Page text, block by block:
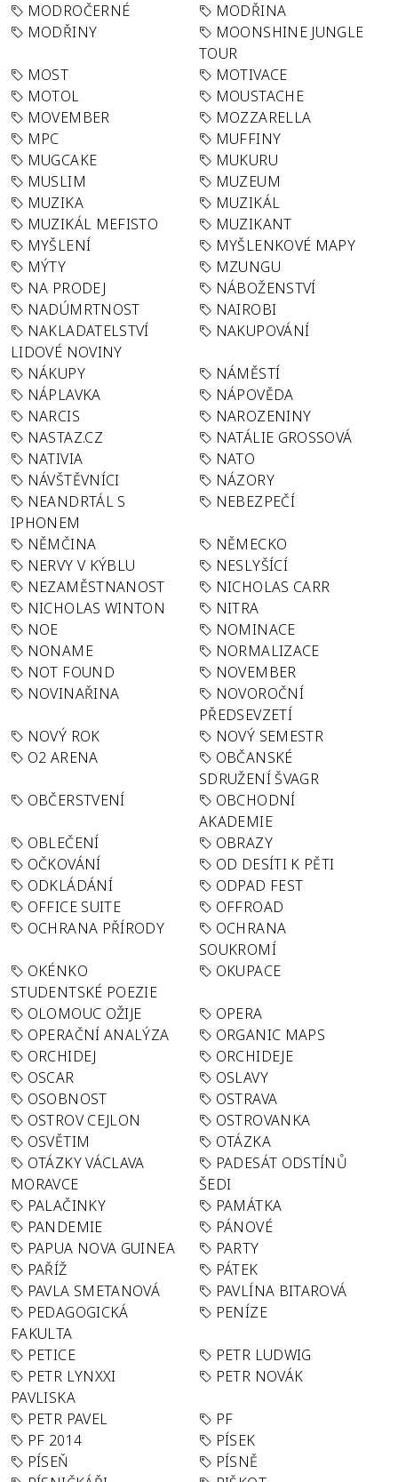
MODROČERNÉ
MODŘINA
MODŘINY
MOONSHINE JUNGLE
TOUR
MOST
MOTIVACE
MOTOL
MOUSTACHE
MOVEMBER
MOZZARELLA
MPC
MUFFINY
MUGCAKE
MUKURU
MUSLIM
MUZEUM
MUZIKA
MUZIKÁL
MUZIKÁL MEFISTO
MUZIKANT
MYŠLENÍ
MYŠLENKOVÉ MAPY
MÝTY
MZUNGU
NA PRODEJ
NÁBOŽENSTVÍ
NADÚMRTNOST
NAIROBI
NAKLADATELSTVÍ
LIDOVÉ NOVINY
NAKUPOVÁNÍ
NÁKUPY
NÁMĚSTÍ
NÁPLAVKA
NÁPOVĚDA
NARCIS
NAROZENINY
NASTAZ.CZ
NATÁLIE GROSSOVÁ
NATIVIA
NATO
NÁVŠTĚVNÍCI
NÁZORY
NEANDRTÁL S
IPHONEM
NEBEZPEČÍ
NĚMČINA
NĚMECKO
NERVY V KÝBLU
NESLYŠÍCÍ
NEZAMĚSTNANOST
NICHOLAS CARR
NICHOLAS WINTON
NITRA
NOE
NOMINACE
NONAME
NORMALIZACE
NOT FOUND
NOVEMBER
NOVINAŘINA
NOVOROČNÍ
PŘEDSEVZETÍ
NOVÝ ROK
NOVÝ SEMESTR
O2 ARENA
OBČANSKÉ
SDRUŽENÍ ŠVAGR
OBČERSTVENÍ
OBCHODNÍ
AKADEMIE
OBLEČENÍ
OBRAZY
OČKOVÁNÍ
OD DESÍTI K PĚTI
ODKLÁDÁNÍ
ODPAD FEST
OFFICE SUITE
OFFROAD
OCHRANA PŘÍRODY
OCHRANA
SOUKROMÍ
OKÉNKO
STUDENTSKÉ POEZIE
OKUPACE
OLOMOUC OŽIJE
OPERA
OPERAČNÍ ANALÝZA
ORGANIC MAPS
ORCHIDEJ
ORCHIDEJE
OSCAR
OSLAVY
OSOBNOST
OSTRAVA
OSTROV CEJLON
OSTROVANKA
OSVĚTIM
OTÁZKA
OTÁZKY VÁCLAVA
MORAVCE
PADESÁT ODSTÍNŮ
ŠEDI
PALAČINKY
PAMÁTKA
PANDEMIE
PÁNOVÉ
PAPUA NOVA GUINEA
PARTY
PAŘÍŽ
PÁTEK
PAVLA SMETANOVÁ
PAVLÍNA BITAROVÁ
PEDAGOGICKÁ
FAKULTA
PENÍZE
PETICE
PETR LUDWIG
PETR LYNXXI
PAVLISKA
PETR NOVÁK
PETR PAVEL
PF
PF 2014
PÍSEK
PÍSEŇ
PÍSNĚ